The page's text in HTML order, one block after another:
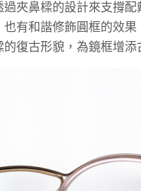
夾鼻樑的設計來支撐配
有和諧修飾圓框的效
復古形貌，為鏡框增添